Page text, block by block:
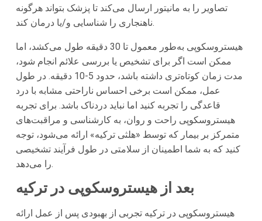
تصاویر را به مانیتور ارسال می‌کند تا پزشک بتواند هرگونه
ناهنجاری را شناسایی و/یا درمان کند.
هیستروسکوپی به‌طور معمول تا 30 دقیقه طول می‌کشد، اما
ممکن است اگر برای تشخیص یا بررسی علائم انجام شود،
مدت زمان کوتاه‌تری داشته باشد، حدود 5-10 دقیقه. در طول
عمل، ممکن است برخی احساس ناراحتی مشابه با درد
قاعدگی را تجربه کنید اما نباید دردناک باشد. برای تجربه
هیستروسکوپی راحت و روان، به کارشناسی و مراقبت‌های
متمرکز بر بیمار که توسط «هلثی ترکیه» ارائه می‌شود، توجه
کنید که به شما اطمینان از سلامتی در طول فرآیند تشخیصی
را می‌دهد.
بعد از هیستروسکوپی در ترکیه
هیستروسکوپی در ترکیه تجربی از بهبودی پس از عمل ارائه